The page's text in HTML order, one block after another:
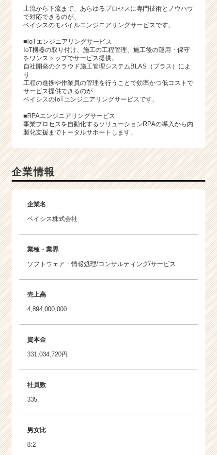
上流から下流まで、あらゆるプロセスに専門技術とノウハウ
で対応できるのが、
ベイシスのモバイルエンジニアリングサービスです。
■IoTエンジニアリングサービス
IoT機器の取り付け、施工の工程管理、施工後の運用・保守
をワンストップでサービス提供。
自社開発のクラウド施工管理システムBLAS（ブラス）によ
り
工程の進捗や作業員の管理を行うことで効率かつ低コストで
サービス提供できるのが
ベイシスのIoTエンジニアリングサービスです。
■RPAエンジニアリングサービス
事業プロセスを自動化するソリューションRPAの導入から内
製化支援までトータルサポートします。
企業情報
企業名
ベイシス株式会社
業種・業界
ソフトウェア・情報処理/コンサルティング/サービス
売上高
4,894,000,000
資本金
331,034,720円
社員数
335
男女比
8:2